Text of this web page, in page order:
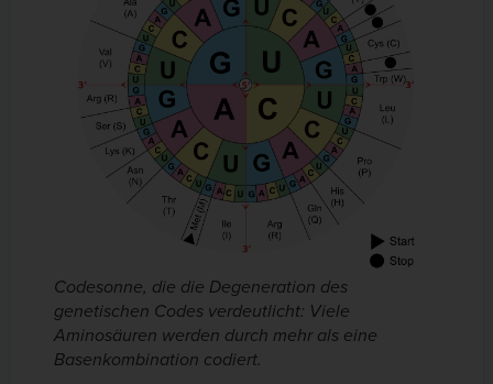
Codesonne, die die Degeneration des
genetischen Codes verdeutlicht: Viele
Aminosäuren werden durch mehr als eine
Basenkombination codiert.